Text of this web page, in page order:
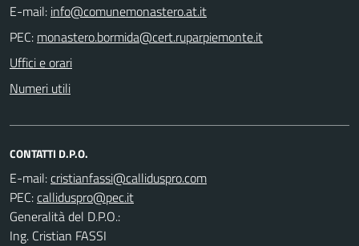
E-mail:
PEC:
Uffici e orari
Numeri utili
CONTATTI D.P.O.
E-mail:
PEC:
Generalità del D.P.O.:
Ing. Cristian FASSI